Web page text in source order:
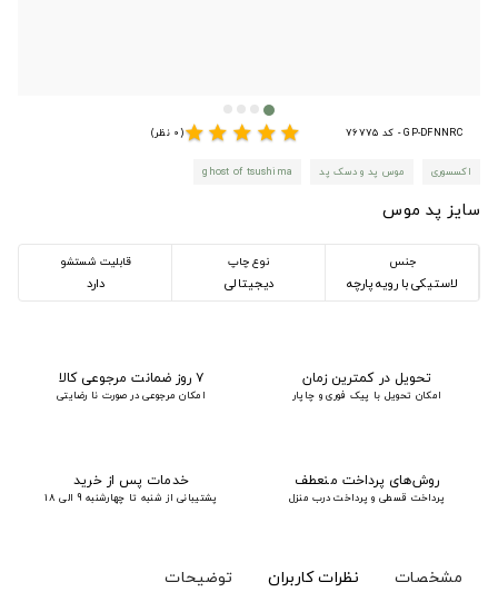
GP-DFNNRC - کد 76775 star
star
star
star
star(0 نظر)
اکسسوری موس پد و دسک پد ghost of tsushima
سایز پد موس
جنس
لاستیکی با رویه پارچه
نوع چاپ
دیجیتالی
قابلیت شستشو
دارد
تحویل در کمترین زمان
امکان تحویل با پیک فوری و چاپار
۷ روز ضمانت مرجوعی کالا
امکان مرجوعی در صورت نا رضایتی
روش‌های پرداخت منعطف
پرداخت قسطی و پرداخت درب منزل
خدمات پس از خرید
پشتیبانی از شنبه تا چهارشنبه 9 الی 18
مشخصات نظرات کاربران توضیحات